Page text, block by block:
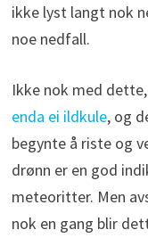
ikke lyst langt nok
noe nedfall.
Ikke nok med
enda ei ildkule, og
begynte å riste og
drønn er en god
meteoritter. Men
nok en gang blir